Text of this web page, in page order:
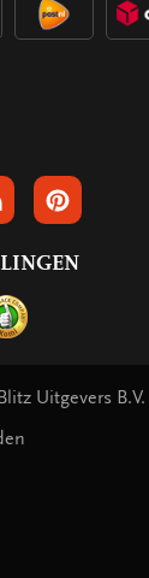
OP INSTAGRAM
ONS OP
VOLG ONS
Uitgevers B.V.